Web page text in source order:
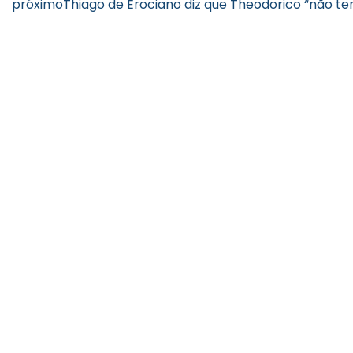
próximoThiago de Erociano diz que Theodorico “não